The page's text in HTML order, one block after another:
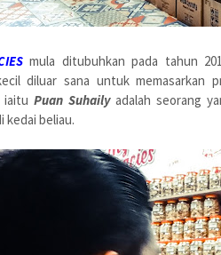
mula ditubuhkan pada tahun
diluar sana untuk
iaitu Puan Suhailyadalah seorang
kedai beliau.